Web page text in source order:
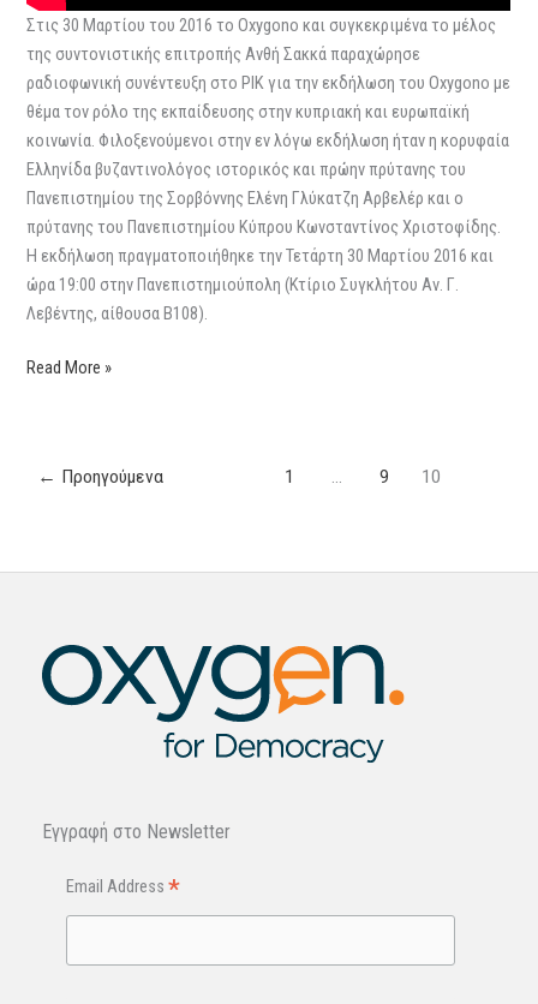
Στις 30 Μαρτίου του 2016 το Oxygono και συγκεκριμένα το μέλος
της συντονιστικής επιτροπής Ανθή Σακκά παραχώρησε
ραδιοφωνική συνέντευξη στο ΡΙΚ για την εκδήλωση του Oxygono με
θέμα τον ρόλο της εκπαίδευσης στην κυπριακή και ευρωπαϊκή
κοινωνία. Φιλοξενούμενοι στην εν λόγω εκδήλωση ήταν η κορυφαία
Ελληνίδα βυζαντινολόγος ιστορικός και πρώην πρύτανης του
Πανεπιστημίου της Σορβόννης Ελένη Γλύκατζη Αρβελέρ και ο
πρύτανης του Πανεπιστημίου Κύπρου Κωνσταντίνος Χριστοφίδης.
Η εκδήλωση πραγματοποιήθηκε την Τετάρτη 30 Μαρτίου 2016 και
ώρα 19:00 στην Πανεπιστημιούπολη (Κτίριο Συγκλήτου Αν. Γ.
Λεβέντης, αίθουσα Β108).
Read More »
← Προηγούμενα 1 … 9 10
Εγγραφή στo Newsletter
Email Address *